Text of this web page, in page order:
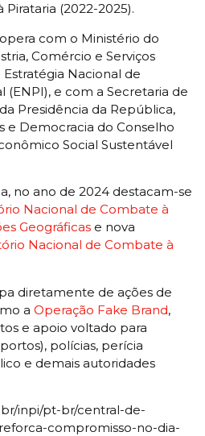
(2022-2025).
com o Ministério do
Comércio e Serviços
Nacional de
e com a Secretaria de
Presidência da República,
e Democracia do Conselho
Social Sustentável
no ano de 2024 destacam-se
Nacional de Combate à
Geográficas e nova
Nacional de Combate à
diretamente de ações de
a Operação Fake Brand,
e apoio voltado para
polícias, perícia
e demais autoridades
inpi/pt-br/central-de-
compromisso-no-dia-